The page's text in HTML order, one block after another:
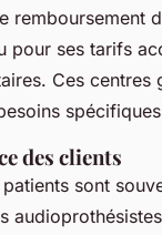
remboursement
pour ses tarifs
Ces centres
des clients
sont